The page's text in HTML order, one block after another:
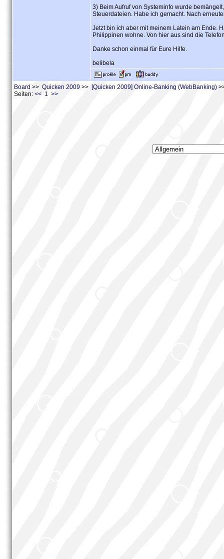
3) Beim Aufruf von Systeminfo wurde
Steuerdateien. Habe ich gemacht. Nach
Jetzt bin ich aber mit meinem Latein am Ende.
Philippinen wohne. Von hier aus sind die
Danke schon einmal für Eure Hilfe.
belibela
Board >> Quicken 2009 >> [Quicken 2009] Online-Banking (WebBanking)
Seiten: << 1 >>